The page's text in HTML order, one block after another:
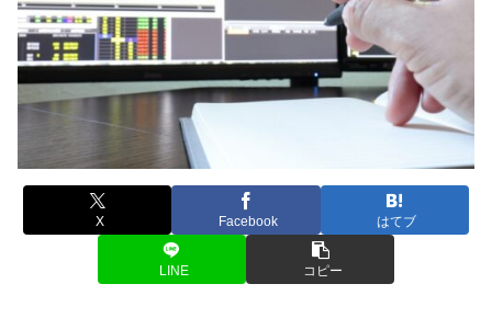
X Facebook はてブ
LINE コピー